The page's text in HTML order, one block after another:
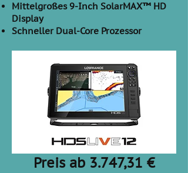
Mittelgroßes 9-Inch SolarMAX™ HD
Display
Schneller Dual-Core Prozessor
Preis ab 3.747,31 €